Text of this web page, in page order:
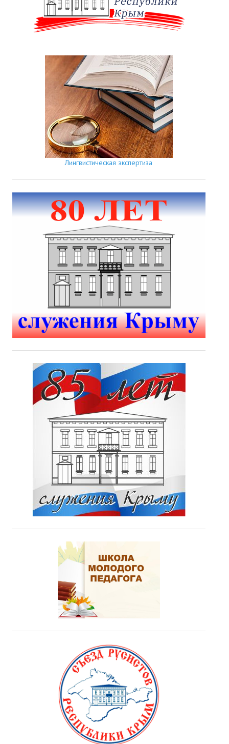
Лингвистическая экспертиза